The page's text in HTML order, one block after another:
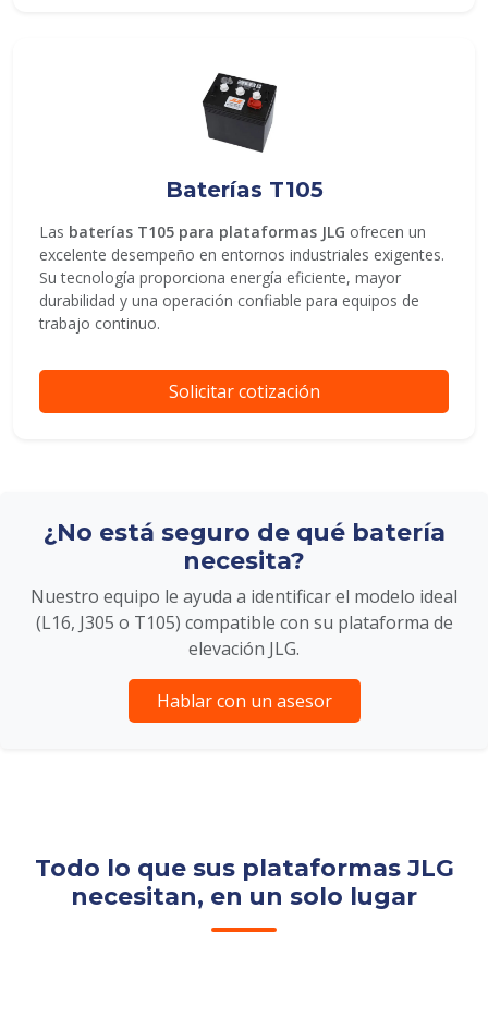
Baterías T105
Las baterías T105 para plataformas JLG ofrecen un
excelente desempeño en entornos industriales exigentes.
Su tecnología proporciona energía eficiente, mayor
durabilidad y una operación confiable para equipos de
trabajo continuo.
Solicitar cotización
¿No está seguro de qué batería
necesita?
Nuestro equipo le ayuda a identificar el modelo ideal
(L16, J305 o T105) compatible con su plataforma de
elevación JLG.
Hablar con un asesor
Todo lo que sus plataformas JLG
necesitan, en un solo lugar